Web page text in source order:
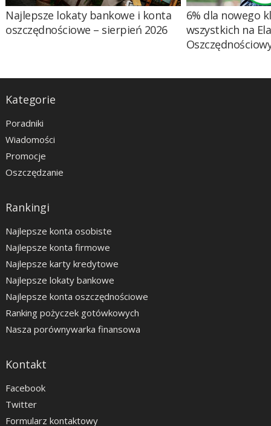
Najlepsze lokaty bankowe i konta
oszczędnościowe – sierpień 2026
6% dla nowego
wszystkich na
Kategorie
Poradniki
Wiadomości
Promocje
Oszczędzanie
Rankingi
Najlepsze konta osobiste
Najlepsze konta firmowe
Najlepsze karty kredytowe
Najlepsze lokaty bankowe
Najlepsze konta oszczędnościowe
Ranking pożyczek gotówkowych
Nasza porównywarka finansowa
Kontakt
Facebook
Twitter
Formularz kontaktowy